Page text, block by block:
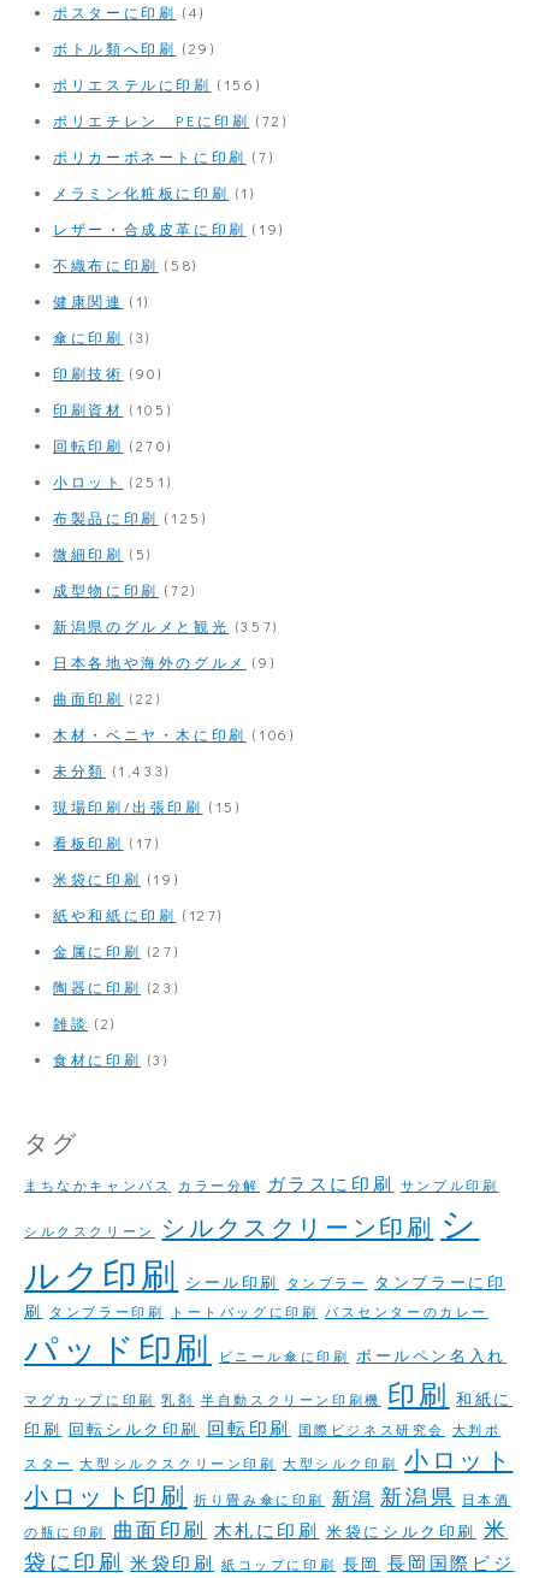
ポスターに印刷 (4)
ボトル類へ印刷 (29)
ポリエステルに印刷 (156)
ポリエチレン PEに印刷 (72)
ポリカーボネートに印刷 (7)
メラミン化粧板に印刷 (1)
レザー・合成皮革に印刷 (19)
不織布に印刷 (58)
健康関連 (1)
傘に印刷 (3)
印刷技術 (90)
印刷資材 (105)
回転印刷 (270)
小ロット
(251)
布製品に印刷 (125)
微細印刷 (5)
成型物に印刷 (72)
新潟県のグルメと観光 (357)
日本各地や海外のグルメ
(9)
曲面印刷 (22)
木材・ベニヤ・木に印刷 (106)
未分類 (1,433)
現場印刷/出張印刷 (15)
看板印刷 (17)
米袋に印刷 (19)
紙や和紙に印刷 (127)
金属に印刷 (27)
陶器に印刷 (23)
雑談 (2)
食材に印刷 (3)
タグ
まちなかキャンパス カラー分解 ガラスに印刷 サンプル印刷
シルクスクリーン シルクスクリーン印刷 シ
ルク印刷
シール印刷 タンブラー
タンブラーに印
刷
タンブラー印刷 トートバッグに印刷 バスセンターのカレー
パッド印刷 ビニール傘に印刷 ボールペン名入れ
マグカップに印刷 乳剤 半自動スクリーン印刷機 印刷 和紙に
印刷 回転シルク印刷 回転印刷 国際ビジネス研究会
大判ポ
スター
大型シルクスクリーン印刷 大型シルク印刷 小ロット
小ロット印刷
折り畳み傘に印刷 新潟 新潟県
日本酒
の瓶に印刷
曲面印刷 木札に印刷 米袋にシルク印刷 米
袋に印刷 米袋印刷 紙コップに印刷 長岡
長岡国際ビジ